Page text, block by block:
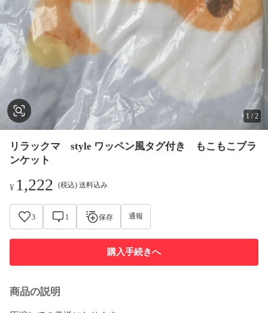
1 /2
リラックマ style ワッペン風タグ付き もこもこブラ
ンケット
¥ 1,222 (税込) 送料込み
3 1 保存 通報
購入手続きへ
商品の説明